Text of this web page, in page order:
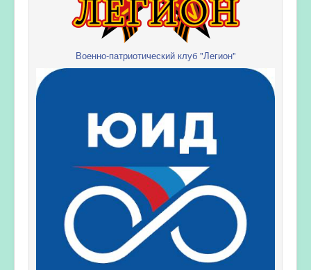
Военно-патриотический клуб "Легион"